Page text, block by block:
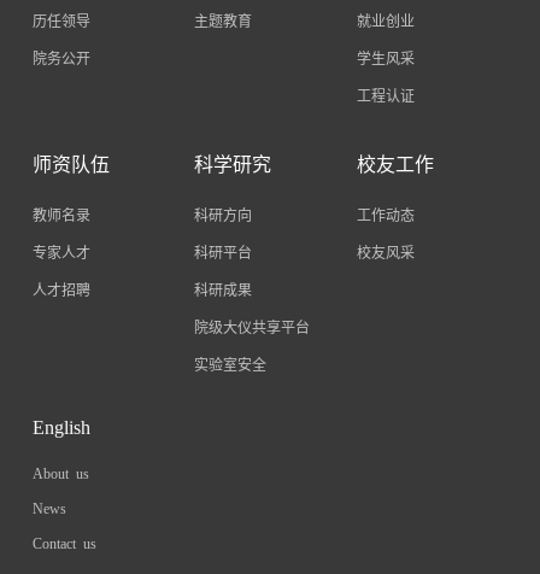
历任领导
院务公开
主题教育 就业创业
学生风采
工程认证
师资队伍
教师名录
专家人才
人才招聘
科学研究
科研方向
科研平台
科研成果
院级大仪共享平台
实验室安全
校友工作
工作动态
校友风采
English
About us
News
Contact us